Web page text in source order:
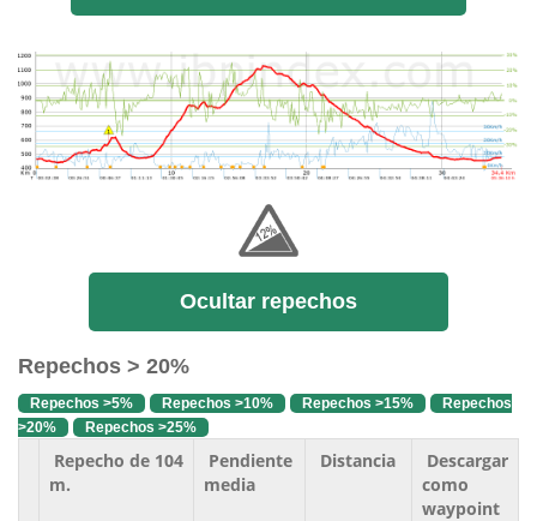
Ocultar repechos
Repechos > 20%
Repechos >5% Repechos >10% Repechos >15%
Repechos
>20%
Repechos >25%
Repecho de 104
m.
Pendiente
media
Distancia
Descargar
como
waypoint